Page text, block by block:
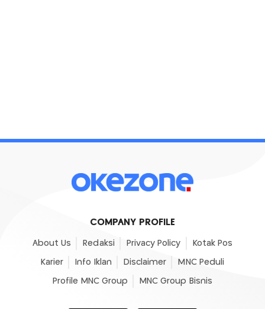
COMPANY PROFILE
About Us Redaksi Privacy Policy Kotak Pos
Karier Info Iklan Disclaimer MNC Peduli
Profile MNC Group MNC Group Bisnis